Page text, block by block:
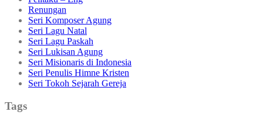
Renungan
Seri Komposer Agung
Seri Lagu Natal
Seri Lagu Paskah
Seri Lukisan Agung
Seri Misionaris di Indonesia
Seri Penulis Himne Kristen
Seri Tokoh Sejarah Gereja
Tags